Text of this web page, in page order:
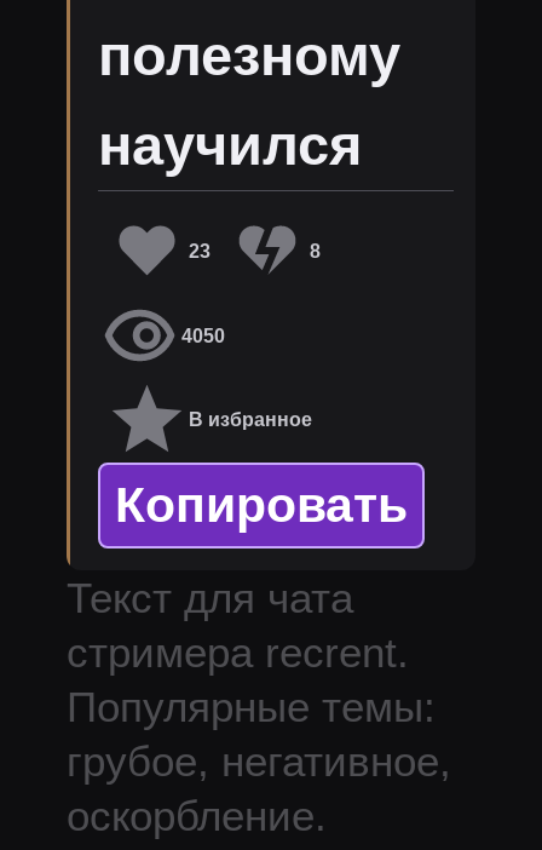
полезному
научился
23 8
4050
В избранное
Копировать
Текст для чата
стримера recrent.
Популярные темы:
грубое, негативное,
оскорбление.